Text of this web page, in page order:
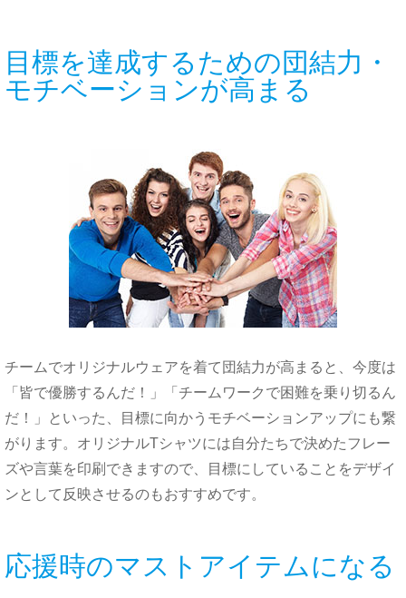
目標を達成するための団結力・
モチベーションが高まる
チームでオリジナルウェアを着て団結力が高まると、今度は
「皆で優勝するんだ！」「チームワークで困難を乗り切るん
だ！」といった、目標に向かうモチベーションアップにも繋
がります。 オリジナルTシャツには自分たちで決めたフレー
ズや言葉を印刷できますので、
目標に していることをデザイ
ンとして反映させるのもおすすめです。
応援時のマストアイテムになる